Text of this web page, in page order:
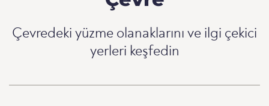
Çevredeki yüzme olanaklarını ve ilgi çekici
yerleri keşfedin